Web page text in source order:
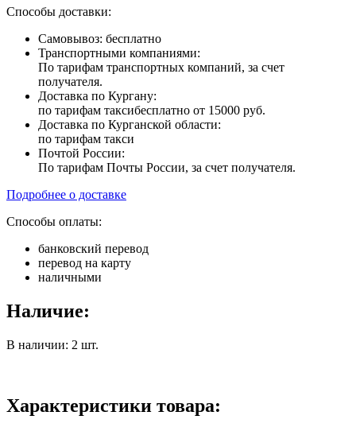
Способы доставки:
Самовывоз: бесплатно
Транспортными компаниями:
По тарифам транспортных компаний, за счет
получателя.
Доставка по Кургану:
по тарифам таксибесплатно от 15000 руб.
Доставка по Курганской области:
по тарифам такси
Почтой России:
По тарифам Почты России, за счет получателя.
Подробнее о доставке
Способы оплаты:
банковский перевод
перевод на карту
наличными
Наличие:
В наличии: 2 шт.
Характеристики товара: